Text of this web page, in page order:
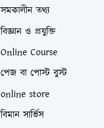
সমকালীন তথ্য
বিজ্ঞান ও প্রযুক্তি
Online Course
পেজ বা পোস্ট বুস্ট
online store
বিমান সার্ভিস